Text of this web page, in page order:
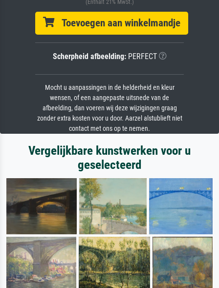
(Enthält 21% MwSt.)
Toevoegen aan winkelmandje
Scherpheid afbeelding:PERFECT
Mocht u aanpassingen in de helderheid en kleur
wensen, of een aangepaste uitsnede van de
afbeelding, dan voeren wij deze wijzigingen graag
zonder extra kosten voor u door. Aarzel alstublieft niet
contact met ons op te nemen.
Vergelijkbare kunstwerken voor u
geselecteerd